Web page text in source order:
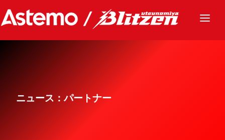
ニュース
グッズ
ニュース：パートナー